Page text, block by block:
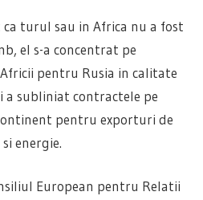
turul sau in Africa nu a fost
el s-a concentrat pe
pentru Rusia in calitate
a subliniat contractele pe
pentru exporturi de
energie.
European pentru Relatii